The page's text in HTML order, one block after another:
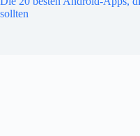
sollten